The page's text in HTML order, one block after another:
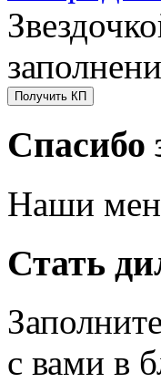
Получить КП
Спасибо
Наши
Стать
с вами в